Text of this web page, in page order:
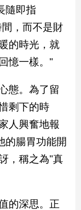
隨即指
，而不是財
的時光，就
憶一樣。"
態。為了留
剩下的時
人興奮地報
的腸胃功能開
，稱之為"真
的深思。正